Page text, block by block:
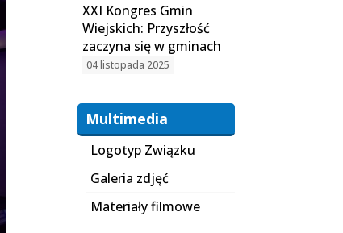
XXI Kongres Gmin
Wiejskich: Przyszłość
zaczyna się w gminach
04 listopada 2025
Multimedia
Logotyp Związku
Galeria zdjęć
Materiały filmowe